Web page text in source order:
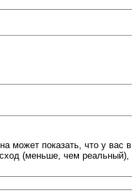
может показать, что у
(меньше, чем